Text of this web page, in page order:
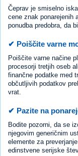
Čeprav je smiselno
cene znak ponarejenih
ponudba predobra, da
✔ Poiščite varne
Poiščite varne načine
procesorji tretjih oseb
finančne podatke med
občutljivih podatkov
vrat.
✔ Pazite na
Bodite pozorni, da se
njegovim generičnim
elemente za
edinstvene serijske